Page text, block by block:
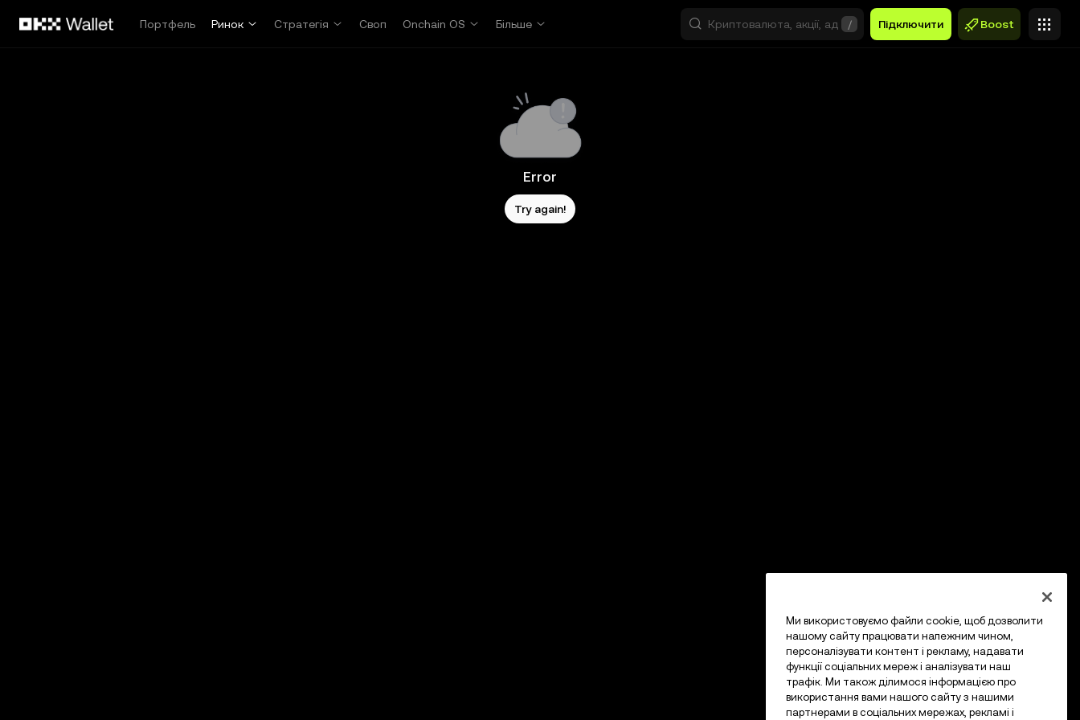
Портфель
Ринок Стратегія Своп Onchain OS Більше / Підключити Boost
Error
Try again!
Ми використовуємо файли cookie, щоб дозволити
нашому сайту працювати належним чином,
персоналізувати контент і рекламу, надавати
функції соціальних мереж і аналізувати наш
трафік. Ми також ділимося інформацією про
використання вами нашого сайту з нашими
партнерами в соціальних мережах, рекламі і